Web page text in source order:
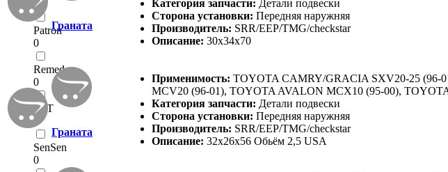
0
Patron
0
Remeder
0
SAT
0
SenSen
0
Граната
Категория запчасти: Детали подвески
Сторона установки: Передняя наружняя
Производитель: SRR/EEP/TMG/checkstar
Описание: 30x34x70
Граната
Применимость: TOYOTA CAMRY/GRACIA SXV20-25 (96-
MCV20 (96-01), TOYOTA AVALON MCX10 (95-00),
Категория запчасти: Детали подвески
Сторона установки: Передняя наружняя
Производитель: SRR/EEP/TMG/checkstar
Описание: 32x26x56 Обьём 2,5 USA